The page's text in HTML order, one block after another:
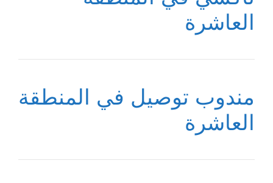
العاشرة
مندوب توصيل في المنطقة
العاشرة